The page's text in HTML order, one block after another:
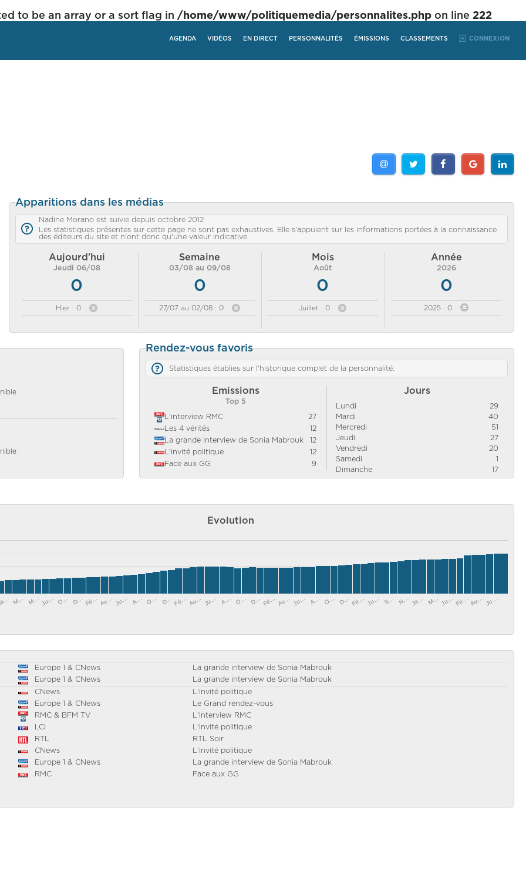
to be an array or a sort flag in /home/www/politiquemedia/personnalites.php on line 222
AGENDA VIDÉOS EN DIRECT PERSONNALITÉS ÉMISSIONS CLASSEMENTS CONNEXION
Apparitions dans les médias
Nadine Morano est suivie depuis octobre 2012
Les statistiques présentes sur cette page ne sont pas exhaustives. Elle s'appuient sur les informations portées à la connaissance
des éditeurs du site et n'ont donc qu'une valeur indicative.
Aujourd'hui
Jeudi 06/08
0
Hier : 0
Semaine
03/08 au 09/08
0
27/07 au 02/08 : 0
Mois
Août
0
Juillet : 0
Année
2026
0
2025 : 0
Rendez-vous favoris
Statistiques établies sur l'historique complet de la personnalité.
Emissions
Top 5
L'interview RMC
27
Les 4 vérités
12
La grande interview de Sonia Mabrouk
12
L'invité politique
12
Face aux GG
9
Jours
Lundi
29
Mardi
40
Mercredi
51
Jeudi
27
Vendredi
20
Samedi
1
Dimanche
17
Evolution
M… M… Ju… O… D… Fé… Av… Ju… A… O… D…Fé… Av… Ju… A… O… D… Fé… Av… Ju… A… O… D… Fé… Ju… S… N… Ja… M… Ju…Fé… Av… Ju…
Europe 1 & CNews
La grande interview de Sonia Mabrouk
Europe 1 & CNews
La grande interview de Sonia Mabrouk
CNews
L'invité politique
Europe 1 & CNews
Le Grand rendez-vous
RMC & BFM TV
L'interview RMC
LCI
L'invité politique
RTL
RTL Soir
CNews
L'invité politique
Europe 1 & CNews
La grande interview de Sonia Mabrouk
RMC Face aux GG